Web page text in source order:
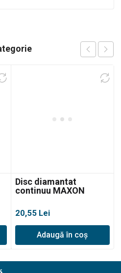
Disc diamantat
continuu MAXON
20,55 Lei
Adaugă în coș